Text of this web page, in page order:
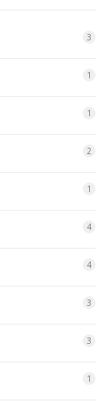
3
1
1
2
1
4
4
3
3
1